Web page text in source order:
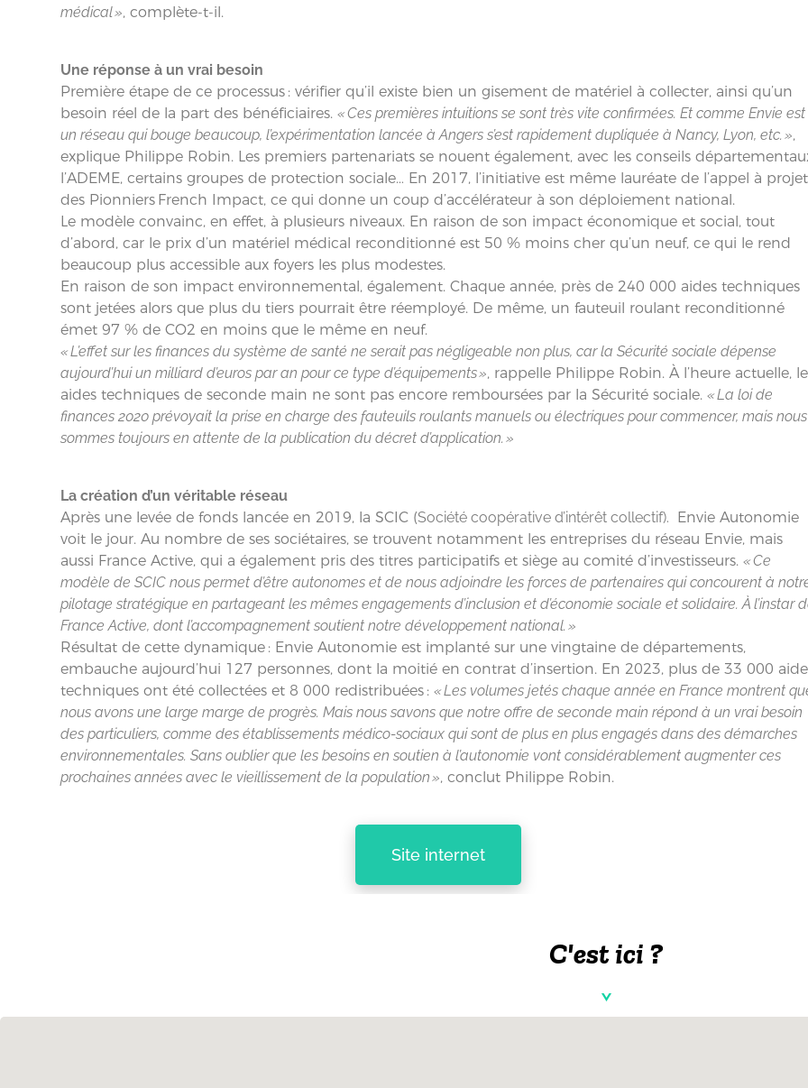
médical », complète-t-il.
Une réponse à un vrai besoin
Première étape de ce processus : vérifier qu’il existe bien un gisement de matériel à collecter, ainsi qu’un
besoin réel de la part des bénéficiaires. « Ces premières intuitions se sont très vite confirmées. Et comme Envie est
un réseau qui bouge beaucoup, l’expérimentation lancée à Angers s’est rapidement dupliquée à Nancy, Lyon, etc. »,
explique Philippe Robin. Les premiers partenariats se nouent également, avec les conseils
l’ADEME, certains groupes de protection sociale… En 2017, l’initiative est même lauréate de l’appel à projet
des Pionniers French Impact, ce qui donne un coup d’accélérateur à son déploiement national.
Le modèle convainc, en effet, à plusieurs niveaux. En raison de son impact économique et social, tout
d’abord, car le prix d’un matériel médical reconditionné est 50 % moins cher qu’un neuf, ce qui le rend
beaucoup plus accessible aux foyers les plus modestes.
En raison de son impact environnemental, également. Chaque année, près de 240 000 aides techniques
sont jetées alors que plus du tiers pourrait être réemployé. De même, un fauteuil roulant reconditionné
émet 97 % de CO2 en moins que le même en neuf.
« L’effet sur les finances du système de santé ne serait pas négligeable non plus, car la Sécurité sociale dépense
aujourd’hui un milliard d’euros par an pour ce type d’équipements », rappelle Philippe Robin. À l’heure actuelle,
aides techniques de seconde main ne sont pas encore remboursées par la Sécurité sociale. « La loi de
finances 2020 prévoyait la prise en charge des fauteuils roulants manuels ou électriques pour commencer, mais nous
sommes toujours en attente de la publication du décret d’application. »
La création d’un véritable réseau
Après une levée de fonds lancée en 2019, la SCIC (Société coopérative d’intérêt collectif). Envie Autonomie
voit le jour. Au nombre de ses sociétaires, se trouvent notamment les entreprises du réseau Envie, mais
aussi France Active, qui a également pris des titres participatifs et siège au comité d’investisseurs. « Ce
modèle de SCIC nous permet d’être autonomes et de nous adjoindre les forces de partenaires qui concourent à
pilotage stratégique en partageant les mêmes engagements d’inclusion et d’économie sociale et solidaire. À l’instar
France Active, dont l’accompagnement soutient notre développement national. »
Résultat de cette dynamique : Envie Autonomie est implanté sur une vingtaine de départements,
embauche aujourd’hui 127 personnes, dont la moitié en contrat d’insertion. En 2023, plus de 33 000
techniques ont été collectées et 8 000 redistribuées : « Les volumes jetés chaque année en France montrent
nous avons une large marge de progrès. Mais nous savons que notre offre de seconde main répond à un vrai besoin
des particuliers, comme des établissements médico-sociaux qui sont de plus en plus engagés dans des démarches
environnementales. Sans oublier que les besoins en soutien à l’autonomie vont considérablement augmenter ces
prochaines années avec le vieillissement de la population », conclut Philippe Robin.
Site internet
C'est ici ?